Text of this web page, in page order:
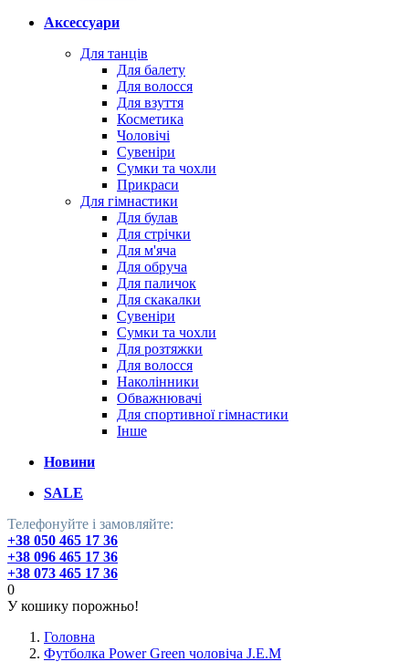
Аксессуари
Для танців
Для балету
Для волосся
Для взуття
Косметика
Чоловічі
Сувеніри
Сумки та чохли
Прикраси
Для гімнастики
Для булав
Для стрічки
Для м'яча
Для обруча
Для паличок
Для скакалки
Сувеніри
Сумки та чохли
Для розтяжки
Для волосся
Наколінники
Обважнювачі
Для спортивної гімнастики
Інше
Новини
SALE
Телефонуйте і замовляйте:
+38 050 465 17 36
+38 096 465 17 36
+38 073 465 17 36
0
У кошику порожньо!
Головна
Футболка Power Green чоловіча J.E.M